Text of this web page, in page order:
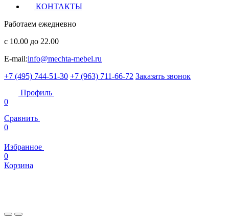
КОНТАКТЫ
Работаем ежедневно
с 10.00 до 22.00
E-mail:info@mechta-mebel.ru
+7 (495) 744-51-30 +7 (963) 711-66-72 Заказать звонок
Профиль
0
Сравнить
0
Избранное
0
Корзина